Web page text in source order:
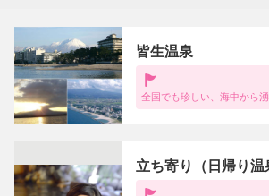
皆生温泉
全国でも珍しい、海中から
立ち寄り（日帰り